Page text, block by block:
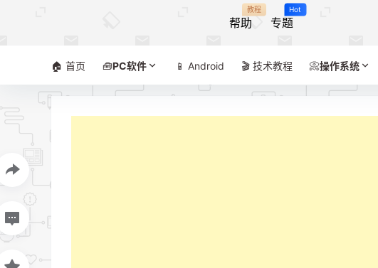
帮助
教程
专题
Hot
🏠 首页 🧰PC软件 📱 Android 🎬 技术教程 📀操作系统